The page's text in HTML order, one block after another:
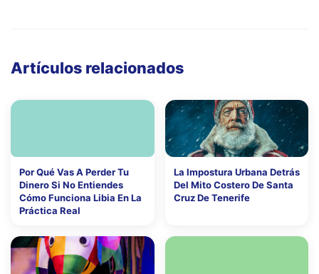
Artículos relacionados
Por Qué Vas A Perder Tu
Dinero Si No Entiendes
Cómo Funciona Libia En La
Práctica Real
La Impostura Urbana Detrás
Del Mito Costero De Santa
Cruz De Tenerife